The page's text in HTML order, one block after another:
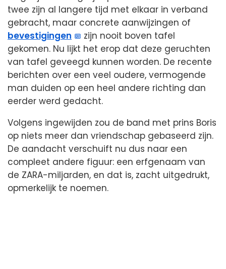
twee zijn al langere tijd met elkaar in verband
gebracht, maar concrete aanwijzingen of
bevestigingen
zijn nooit boven tafel
gekomen. Nu lijkt het erop dat deze geruchten
van tafel geveegd kunnen worden. De recente
berichten over een veel oudere, vermogende
man duiden op een heel andere richting dan
eerder werd gedacht.
Volgens ingewijden zou de band met prins Boris
op niets meer dan vriendschap gebaseerd zijn.
De aandacht verschuift nu dus naar een
compleet andere figuur: een erfgenaam van
de ZARA-miljarden, en dat is, zacht uitgedrukt,
opmerkelijk te noemen.